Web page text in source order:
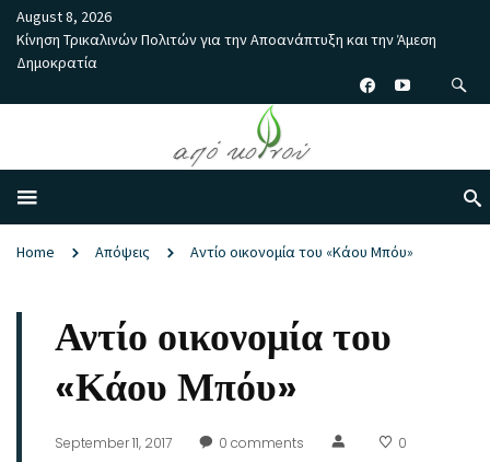
August 8, 2026
Κίνηση Τρικαλινών Πολιτών για την Αποανάπτυξη και την Άμεση
Δημοκρατία
Home Απόψεις Αντίο οικονομία του «Κάου Μπόυ»
Αντίο οικονομία του
«Κάου Μπόυ»
September 11, 2017 0 comments 0